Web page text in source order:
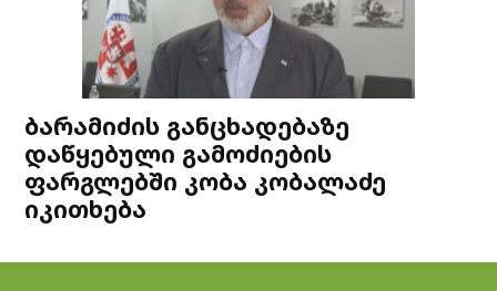
ბარამიძის განცხადებაზე
დაწყებული გამოძიების
ფარგლებში კობა კობალაძე
იკითხება